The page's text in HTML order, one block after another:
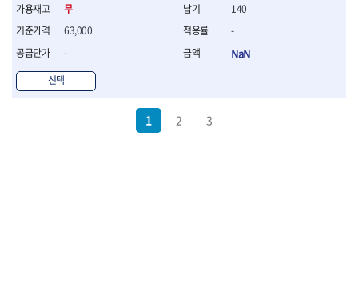
무
63,000
-
선택
140
-
NaN
1 2 3